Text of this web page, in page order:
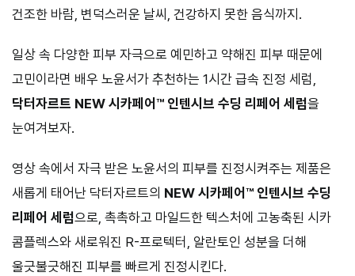
건조한 바람, 변덕스러운 날씨, 건강하지 못한 음식까지.
일상 속 다양한 피부 자극으로 예민하고 약해진 피부 때문에
고민이라면 배우 노윤서가 추천하는 1시간 급속 진정 세럼,
닥터자르트 NEW 시카페어™ 인텐시브 수딩 리페어 세럼을
눈여겨보자.
영상 속에서 자극 받은 노윤서의 피부를 진정시켜주는 제품은
새롭게 태어난 닥터자르트의 NEW 시카페어™ 인텐시브 수딩
리페어 세럼으로, 촉촉하고 마일드한 텍스처에 고농축된 시카
콤플렉스와 새로워진 R-프로텍터, 알란토인 성분을 더해
울긋불긋해진 피부를 빠르게 진정시킨다.